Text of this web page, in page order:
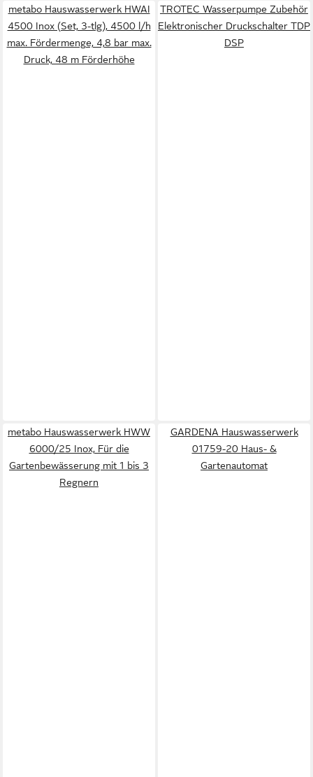
metabo Hauswasserwerk HWAI
4500 Inox (Set, 3-tlg), 4500 l/h
max. Fördermenge, 4,8 bar max.
Druck, 48 m Förderhöhe
TROTEC Wasserpumpe Zubehör
Elektronischer Druckschalter TDP
DSP
metabo Hauswasserwerk HWW
6000/25 Inox, Für die
Gartenbewässerung mit 1 bis 3
Regnern
GARDENA Hauswasserwerk
01759-20 Haus- &
Gartenautomat